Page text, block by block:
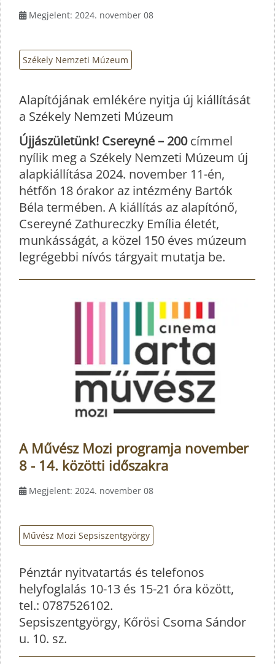
Megjelent: 2024. november 08
Székely Nemzeti Múzeum
Alapítójának emlékére nyitja új kiállítását
a Székely Nemzeti Múzeum
Újjászületünk! Csereyné – 200címmel
nyílik meg a Székely Nemzeti Múzeum új
alapkiállítása 2024. november 11-én,
hétfőn 18 órakor az intézmény Bartók
Béla termében. A kiállítás az alapítónő,
Csereyné Zathureczky Emília életét,
munkásságát, a közel 150 éves múzeum
legrégebbi nívós tárgyait mutatja be.
A Művész Mozi programja november
8 - 14. közötti időszakra
Megjelent: 2024. november 08
Művész Mozi Sepsiszentgyörgy
Pénztár nyitvatartás és telefonos
helyfoglalás 10-13 és 15-21 óra között,
tel.: 0787526102.
Sepsiszentgyörgy, Kőrösi Csoma Sándor
u. 10. sz.